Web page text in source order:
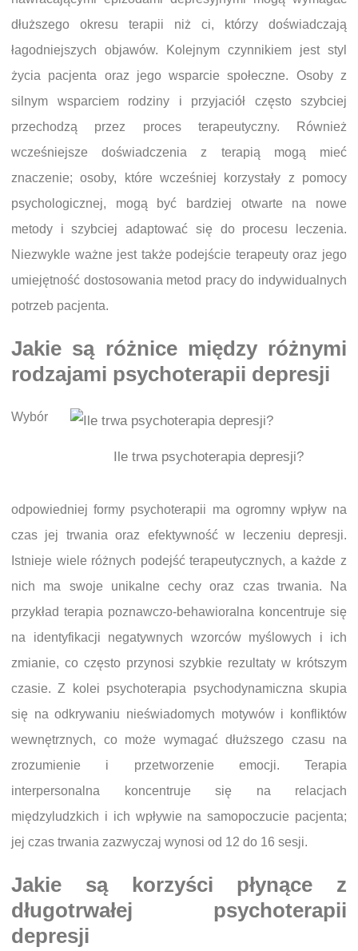
dłuższego okresu terapii niż ci, którzy doświadczają
łagodniejszych objawów. Kolejnym czynnikiem jest styl
życia pacjenta oraz jego wsparcie społeczne. Osoby z
silnym wsparciem rodziny i przyjaciół często szybciej
przechodzą przez proces terapeutyczny. Również
wcześniejsze doświadczenia z terapią mogą mieć
znaczenie; osoby, które wcześniej korzystały z pomocy
psychologicznej, mogą być bardziej otwarte na nowe
metody i szybciej adaptować się do procesu leczenia.
Niezwykle ważne jest także podejście terapeuty oraz jego
umiejętność dostosowania metod pracy do indywidualnych
potrzeb pacjenta.
Jakie są różnice między różnymi
rodzajami psychoterapii depresji
Ile trwa psychoterapia depresji?
Wybór
odpowiedniej formy psychoterapii ma ogromny wpływ na
czas jej trwania oraz efektywność w leczeniu depresji.
Istnieje wiele różnych podejść terapeutycznych, a każde z
nich ma swoje unikalne cechy oraz czas trwania. Na
przykład terapia poznawczo-behawioralna koncentruje się
na identyfikacji negatywnych wzorców myślowych i ich
zmianie, co często przynosi szybkie rezultaty w krótszym
czasie. Z kolei psychoterapia psychodynamiczna skupia
się na odkrywaniu nieświadomych motywów i konfliktów
wewnętrznych, co może wymagać dłuższego czasu na
zrozumienie i przetworzenie emocji. Terapia
interpersonalna koncentruje się na relacjach
międzyludzkich i ich wpływie na samopoczucie pacjenta;
jej czas trwania zazwyczaj wynosi od 12 do 16 sesji.
Jakie są korzyści płynące z
długotrwałej psychoterapii
depresji